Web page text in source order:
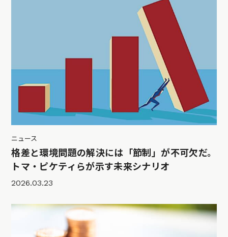
ニュース
格差と環境問題の解決には「節制」が不可欠だ。
トマ・ピケティらが示す未来シナリオ
2026.03.23